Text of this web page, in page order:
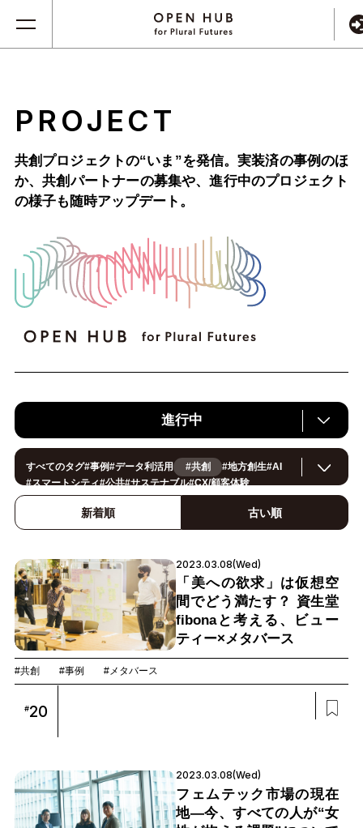
PROJECT
共創プロジェクトの“いま”を発信。実装済の事例のほ
か、共創パートナーの募集や、進行中のプロジェクト
の様子も随時アップデート。
進行中
すべてのタグ#事例#データ利活用 #共創 #地方創生#AI
#スマートシティ#公共#サステナブル#CX/顧客体験
#ヘルスケア#環境・エネルギー#働き方改革
イノベーション#IoT
スマートファクトリー
#デジタルツイン
新着順 古い順
2023.03.08(Wed)
「美への欲求」は仮想空
間でどう満たす？ 資生堂
fibonaと考える、ビュー
ティー×メタバース
#共創 #事例 #メタバース
#20
2023.03.08(Wed)
フェムテック市場の現在
地—今、すべての人が“女